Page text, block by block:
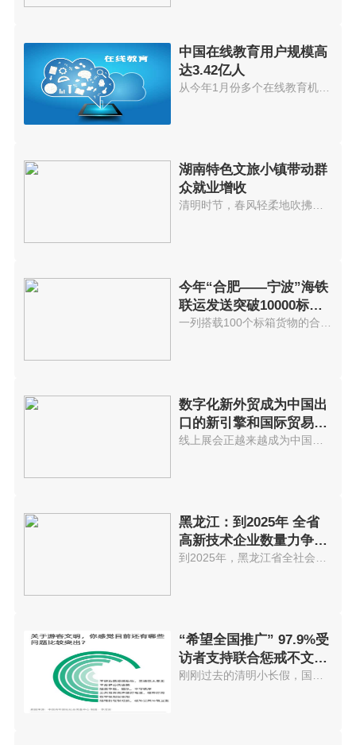
中国在线教育用户规模高
达3.42亿人
从今年1月份多个在线教育机构因...
湖南特色文旅小镇带动群
众就业增收
今年“合肥——宁波”海铁
联运发送突破10000标准
箱 发送箱
数字化新外贸成为中国出
口的新引擎和国际贸易发
展不可逆
黑龙江：到2025年 全省
高新技术企业数量力争突
破5000家
“希望全国推广” 97.9%受
访者支持联合惩戒不文明
游客
刚刚过去的清明小长假，国内迎来...